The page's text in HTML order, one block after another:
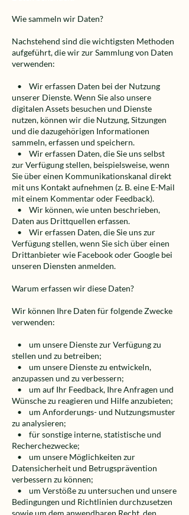
Wie sammeln wir Daten?
Nachstehend sind die wichtigsten Methoden
aufgeführt, die wir zur Sammlung von Daten
verwenden:
• Wir erfassen Daten bei der Nutzung
unserer Dienste. Wenn Sie also unsere
digitalen Assets besuchen und Dienste
nutzen, können wir die Nutzung, Sitzungen
und die dazugehörigen Informationen
sammeln, erfassen und speichern.
• Wir erfassen Daten, die Sie uns selbst
zur Verfügung stellen, beispielsweise, wenn
Sie über einen Kommunikationskanal direkt
mit uns Kontakt aufnehmen (z. B. eine E-Mail
mit einem Kommentar oder Feedback).
• Wir können, wie unten beschrieben,
Daten aus Drittquellen erfassen.
• Wir erfassen Daten, die Sie uns zur
Verfügung stellen, wenn Sie sich über einen
Drittanbieter wie Facebook oder Google bei
unseren Diensten anmelden.
Warum erfassen wir diese Daten?
Wir können Ihre Daten für folgende Zwecke
verwenden:
• um unsere Dienste zur Verfügung zu
stellen und zu betreiben;
• um unsere Dienste zu entwickeln,
anzupassen und zu verbessern;
• um auf Ihr Feedback, Ihre Anfragen und
Wünsche zu reagieren und Hilfe anzubieten;
• um Anforderungs- und Nutzungsmuster
zu analysieren;
• für sonstige interne, statistische und
Recherchezwecke;
• um unsere Möglichkeiten zur
Datensicherheit und Betrugsprävention
verbessern zu können;
• um Verstöße zu untersuchen und unsere
Bedingungen und Richtlinien durchzusetzen
sowie um dem anwendbaren Recht, den